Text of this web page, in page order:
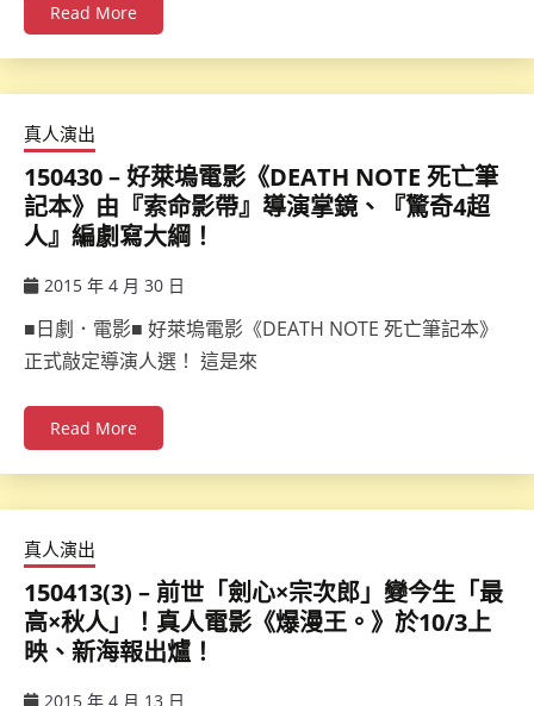
Read More
真人演出
150430 – 好萊塢電影《DEATH NOTE 死亡筆
記本》由『索命影帶』導演掌鏡、『驚奇4超
人』編劇寫大綱！
2015 年 4 月 30 日
■日劇．電影■ 好萊塢電影《DEATH NOTE 死亡筆記本》
正式敲定導演人選！ 這是來
Read More
真人演出
150413(3) – 前世「劍心×宗次郎」變今生「最
高×秋人」！真人電影《爆漫王。》於10/3上
映、新海報出爐！
2015 年 4 月 13 日